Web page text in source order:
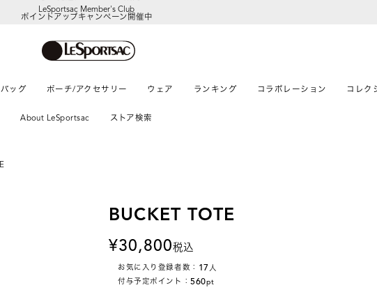
LeSportsac Member's Club
ポイントアップキャンペーン開催中
バッグ ポーチ/アクセサリー ウェア ランキング コラボレーション コレク
About LeSportsac ストア検索
BUCKET TOTE
30,800税込
お気に入り登録者数： 17 人
付与予定ポイント：560pt